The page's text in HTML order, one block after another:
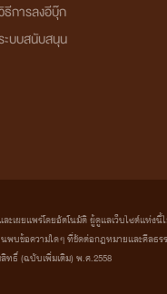
ธีการลงอีบุ๊ก
ะบบสนับสนุน
ะเผยแพร่โดยอัตโนมัติ ผู้ดูแลเว็บไซต์แห่
บข้อความใดๆ ที่ขัดต่อกฎหมายและศีลธร
ทธิ์ (ฉบับเพิ่มเติม) พ.ศ.2558